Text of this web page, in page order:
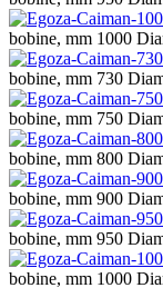
bobine, mm 1000
bobine, mm 730
bobine, mm 750
bobine, mm 800
bobine, mm 900
bobine, mm 950
bobine, mm 1000